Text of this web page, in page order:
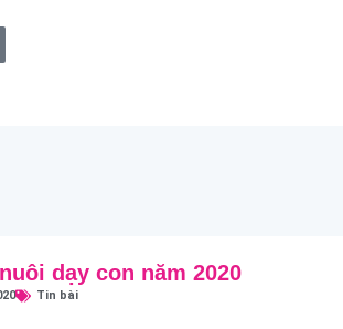
dạy con năm 2020
Tin bài